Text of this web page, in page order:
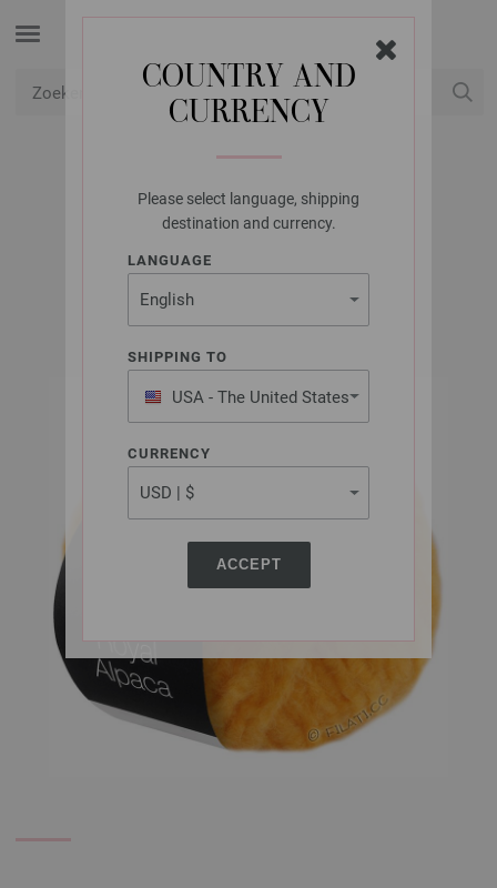
COUNTRY AND
CURRENCY
Please select language, shipping
destination and currency.
LANGUAGE
SHIPPING TO
USA - The United States
of America
CURRENCY
ACCEPT
LANA GROSSA
ROYAL ALPACA